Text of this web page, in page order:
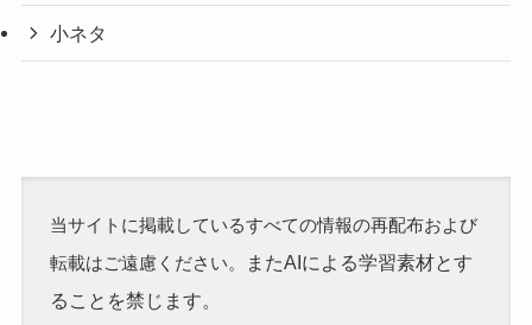
小ネタ
当サイトに掲載しているすべての情報の再配布および
転載はご遠慮ください。
またAIによる学習素材とす
ることを禁じます。